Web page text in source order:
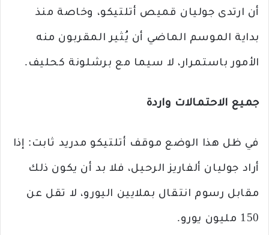
أن ارتدى جوليان قميص أتلتيكو، وخاصة منذ
بداية الموسم الماضي أن يُثير المقربون منه
الأمور باستمرار، لا سيما مع برشلونة كحليف.
جميع الاحتمالات واردة
في ظل هذا الوضع موقف أتلتيكو مدريد ثابت: إذا
أراد جوليان ألفاريز الرحيل، فلا بد أن يكون ذلك
مقابل رسوم انتقال بملايين اليورو، لا تقل عن
150 مليون يورو.